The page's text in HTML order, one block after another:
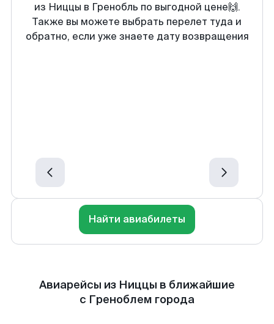
из Ниццы в Гренобль по выгодной цене🙌.
Также вы можете выбрать перелет туда и
обратно, если уже знаете дату возвращения
Найти авиабилеты
Авиарейсы из Ниццы в ближайшие
с Греноблем города